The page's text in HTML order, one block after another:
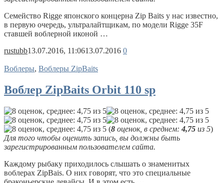
Семейство Rigge японского концерна Zip Baits у нас известно,
в первую очередь, ультралайтщикам, по модели Rigge 35F
ставшей воблерной иконой …
rustubb13.07.2016, 11:0613.07.2016 0
Воблеры, Воблеры ZipBaits
Воблер ZipBaits Orbit 110 sp
(8 оценок, в среднем: 4,75 из 5)
Для того чтобы оценить запись, вы должны быть
зарегистрированным пользователем сайта.
Каждому рыбаку приходилось слышать о знаменитых
воблерах ZipBais. О них говорят, что это специальные